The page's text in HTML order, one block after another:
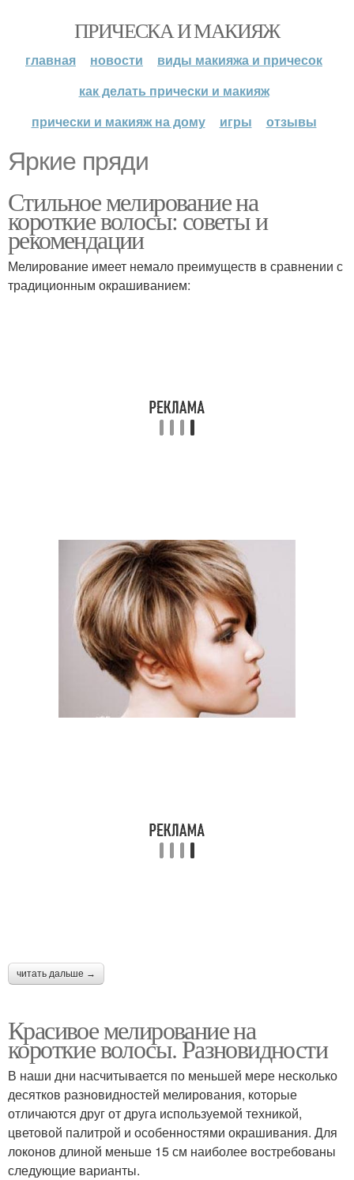
ПРИЧЕСКА И МАКИЯЖ
главная новости
виды макияжа и причесок
как делать прически и макияж
прически и макияж на дому
игры отзывы
Яркие пряди
Стильное мелирование на
короткие волосы: советы и
рекомендации
Мелирование имеет немало преимуществ в сравнении с
традиционным окрашиванием:
читать дальше →
Красивое мелирование на
короткие волосы. Разновидности
В наши дни насчитывается по меньшей мере несколько
десятков разновидностей мелирования, которые
отличаются друг от друга используемой техникой,
цветовой палитрой и особенностями окрашивания. Для
локонов длиной меньше 15 см наиболее востребованы
следующие варианты.